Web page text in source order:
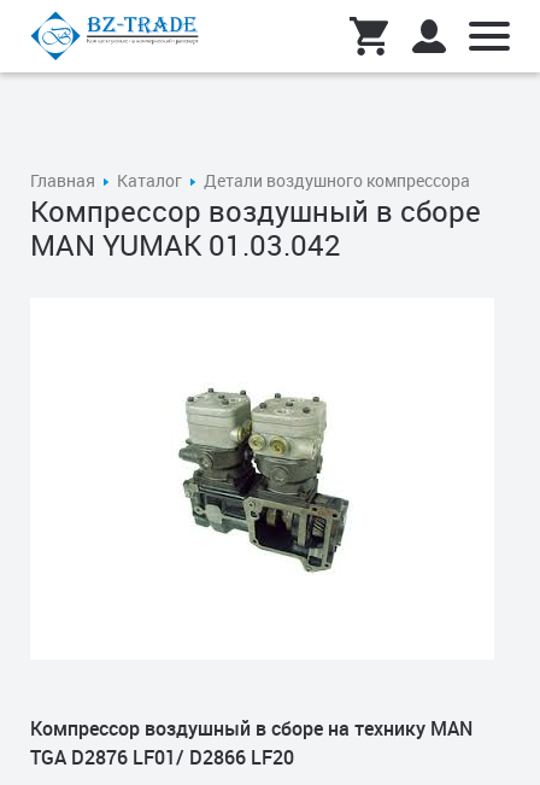
Главная Каталог Детали воздушного компрессора
Компрессор воздушный в сборе
MAN YUMAK 01.03.042
Компрессор воздушный в сборе на технику MAN
TGA D2876 LF01/ D2866 LF20